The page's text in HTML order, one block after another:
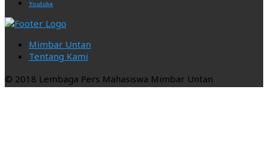
Youtube
Mimbar Untan
Tentang Kami
© 2018 Lembaga Pers Mahasiswa Mimbar Untan